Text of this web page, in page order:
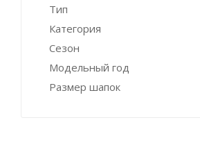
Тип
Категория
Сезон
Модельный год
Размер шапок